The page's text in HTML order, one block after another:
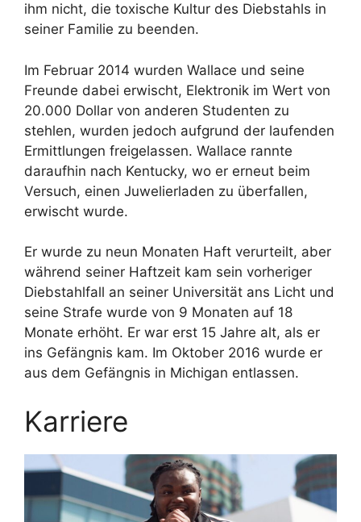
ihm nicht, die toxische Kultur des Diebstahls in
seiner Familie zu beenden.
Im Februar 2014 wurden Wallace und seine
Freunde dabei erwischt, Elektronik im Wert von
20.000 Dollar von anderen Studenten zu
stehlen, wurden jedoch aufgrund der laufenden
Ermittlungen freigelassen. Wallace rannte
daraufhin nach Kentucky, wo er erneut beim
Versuch, einen Juwelierladen zu überfallen,
erwischt wurde.
Er wurde zu neun Monaten Haft verurteilt, aber
während seiner Haftzeit kam sein vorheriger
Diebstahlfall an seiner Universität ans Licht und
seine Strafe wurde von 9 Monaten auf 18
Monate erhöht. Er war erst 15 Jahre alt, als er
ins Gefängnis kam. Im Oktober 2016 wurde er
aus dem Gefängnis in Michigan entlassen.
Karriere